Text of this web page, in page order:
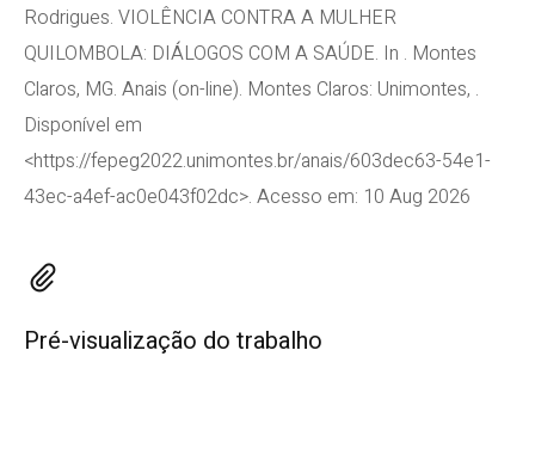
Rodrigues. VIOLÊNCIA CONTRA A MULHER
QUILOMBOLA: DIÁLOGOS COM A SAÚDE. In . Montes
Claros, MG. Anais (on-line). Montes Claros: Unimontes, .
Disponível em
<https://fepeg2022.unimontes.br/anais/603dec63-54e1-
43ec-a4ef-ac0e043f02dc>. Acesso em: 10 Aug 2026
Pré-visualização do trabalho